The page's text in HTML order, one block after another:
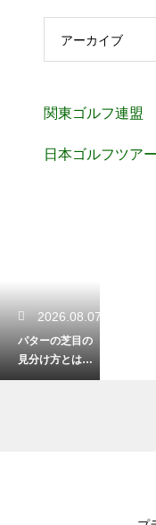
アーカイブ
関東ゴルフ連盟
日本ゴルフツア
2026.08.07
パターの芝目の
見分け方とは？
順目と逆目を読